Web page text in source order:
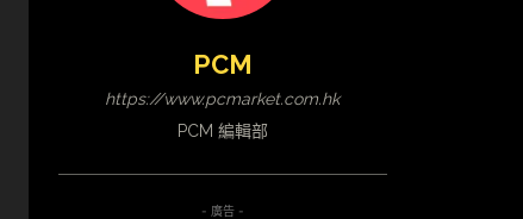
PCM
https://www.pcmarket.com.hk
PCM 編輯部
- 廣告 -